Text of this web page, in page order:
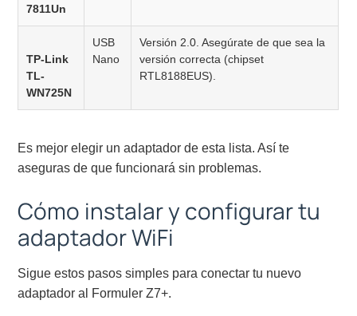
7811Un
TP-Link
TL-
WN725N
USB
Nano
Versión 2.0. Asegúrate de que sea la
versión correcta (chipset
RTL8188EUS).
Es mejor elegir un adaptador de esta lista. Así te
aseguras de que funcionará sin problemas.
Cómo instalar y configurar tu
adaptador WiFi
Sigue estos pasos simples para conectar tu nuevo
adaptador al Formuler Z7+.